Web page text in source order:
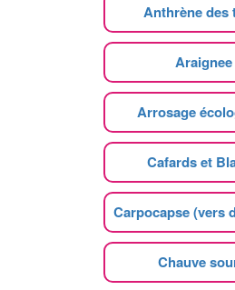
Anthrène des
Araignee
Arrosage
Cafards et
Carpocapse (vers
Chauve